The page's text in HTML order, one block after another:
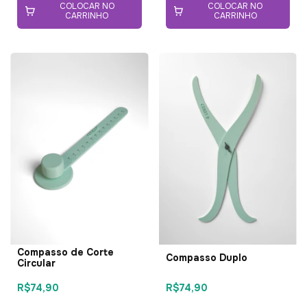
COLOCAR NO
CARRINHO
COLOCAR NO
CARRINHO
Compasso de Corte
Circular
R$74,90
Compasso Duplo
R$74,90